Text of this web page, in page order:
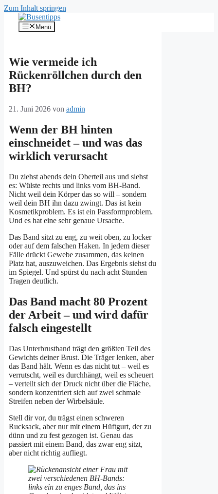
Zum Inhalt springen
Menü
Wie vermeide ich
Rückenröllchen durch den
BH?
21. Juni 2026 von admin
Wenn der BH hinten
einschneidet – und was das
wirklich verursacht
Du ziehst abends dein Oberteil aus und siehst
es: Wülste rechts und links vom BH-Band.
Nicht weil dein Körper das so will – sondern
weil dein BH ihn dazu zwingt. Das ist kein
Kosmetikproblem. Es ist ein Passformproblem.
Und es hat eine sehr genaue Ursache.
Das Band sitzt zu eng, zu weit oben, zu locker
oder auf dem falschen Haken. In jedem dieser
Fälle drückt Gewebe zusammen, das keinen
Platz hat, auszuweichen. Das Ergebnis siehst du
im Spiegel. Und spürst du nach acht Stunden
Tragen deutlich.
Das Band macht 80 Prozent
der Arbeit – und wird dafür
falsch eingestellt
Das Unterbrustband trägt den größten Teil des
Gewichts deiner Brust. Die Träger lenken, aber
das Band hält. Wenn es das nicht tut – weil es
verrutscht, weil es durchhängt, weil es scheuert
– verteilt sich der Druck nicht über die Fläche,
sondern konzentriert sich auf zwei schmale
Streifen neben der Wirbelsäule.
Stell dir vor, du trägst einen schweren
Rucksack, aber nur mit einem Hüftgurt, der zu
dünn und zu fest gezogen ist. Genau das
passiert mit einem Band, das zwar eng sitzt,
aber nicht richtig aufliegt.